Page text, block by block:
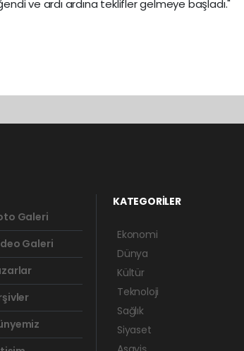
ve ardı ardına teklifler gelmeye başladı."
Galeri
Galeri
KATEGORİLER
Ekonomi
Dünya
Kültür
Teknoloji
Sağlık
Siyaset